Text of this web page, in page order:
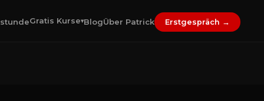
Gratis Kurse▾BlogÜber Patrick Erstgespräch →